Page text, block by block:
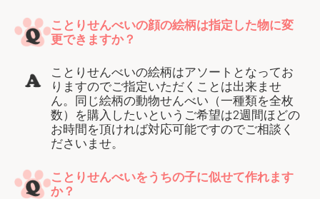
ことりせんべいの顔の絵柄は指定した物に変
更できますか？
ことりせんべいの絵柄はアソートとなってお
りますのでご指定いただくことは出来ませ
ん。同じ絵柄の動物せんべい（一種類を全枚
数）を購入したいというご希望は2週間ほどの
お時間を頂ければ対応可能ですのでご相談く
ださいませ。
ことりせんべいをうちの子に似せて作れます
か？